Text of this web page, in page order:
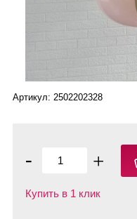
Артикул: 2502202328
- +
Купить в 1 клик